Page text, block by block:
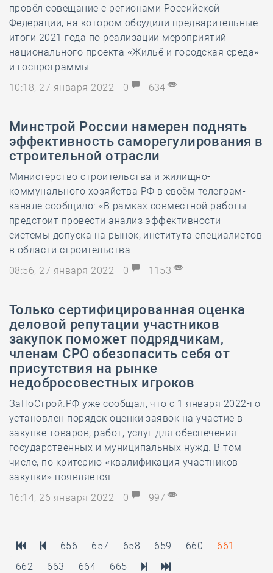
провёл совещание с регионами Российской
Федерации, на котором обсудили предварительные
итоги 2021 года по реализации мероприятий
национального проекта «Жильё и городская среда»
и госпрограммы...
10:18, 27 января 2022
0 634
Минстрой России намерен поднять
эффективность саморегулирования в
строительной отрасли
Министерство строительства и жилищно-
коммунального хозяйства РФ в своём телеграм-
канале сообщило: «В рамках совместной работы
предстоит провести анализ эффективности
системы допуска на рынок, института специалистов
в области строительства...
08:56, 27 января 2022
0 1153
Только сертифицированная оценка
деловой репутации участников
закупок поможет подрядчикам,
членам СРО обезопасить себя от
присутствия на рынке
недобросовестных игроков
ЗаНоСтрой.РФ уже сообщал, что с 1 января 2022-го
установлен порядок оценки заявок на участие в
закупке товаров, работ, услуг для обеспечения
государственных и муниципальных нужд. В том
числе, по критерию «квалификация участников
закупки» появляется..
16:14, 26 января 2022
0 997
656 657 658 659 660
661
662
663 664 665